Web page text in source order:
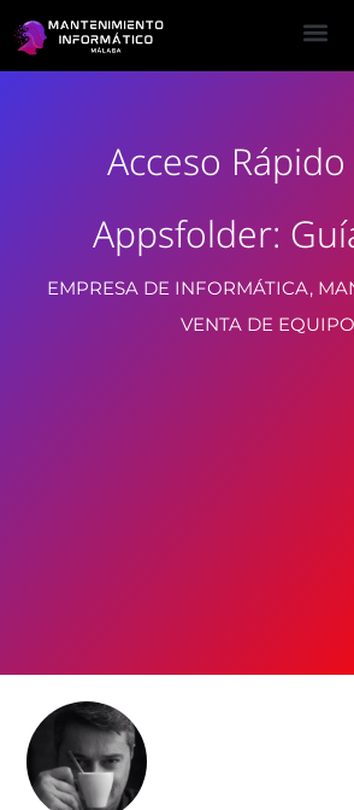
Acceso
Appsfolder:
EMPRESA DE INFORMÁTICA,
VENTA DE